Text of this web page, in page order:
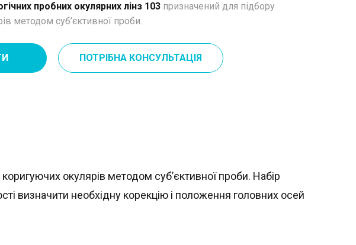
пробних окулярних лінз 103 призначений для підбору
методом суб’єктивної проби.
ПОТРІБНА КОНСУЛЬТАЦІЯ
окулярів методом суб’єктивної проби. Набір
визначити необхідну корекцію і положення головних осей